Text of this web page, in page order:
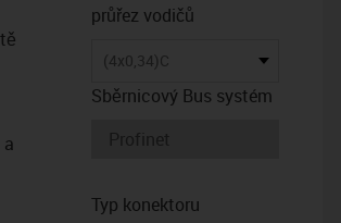
průřez vodičů
(4x0,34)C
Sběrnicový Bus systém
Typ konektoru